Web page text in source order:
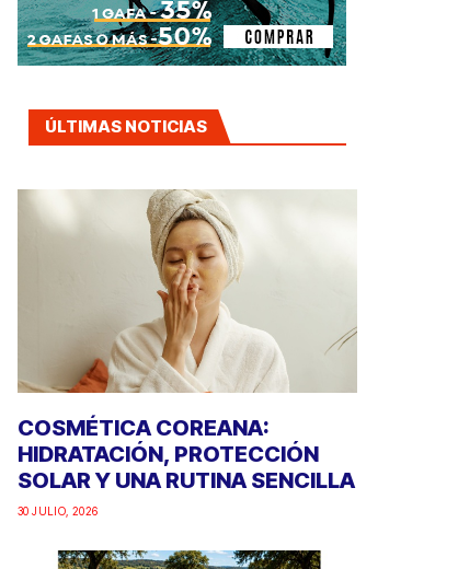
ÚLTIMAS NOTICIAS
COSMÉTICA COREANA:
HIDRATACIÓN, PROTECCIÓN
SOLAR Y UNA RUTINA SENCILLA
30 JULIO, 2026